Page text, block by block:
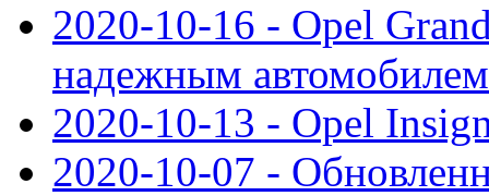
2020-10-16 - Opel
надежным автомобилем
2020-10-13 - Opel
2020-10-07 -